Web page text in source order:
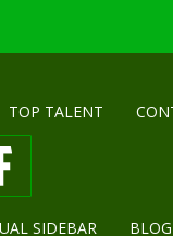
TOP TALENT
SIDEBAR